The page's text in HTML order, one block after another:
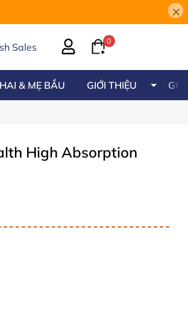
×
Sales
0
& MẸ BẦU GIỚI THIỆU
High Absorption